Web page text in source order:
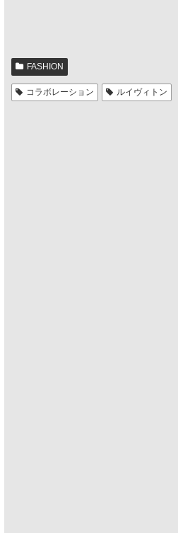
FASHION
コラボレーション ルイヴィトン